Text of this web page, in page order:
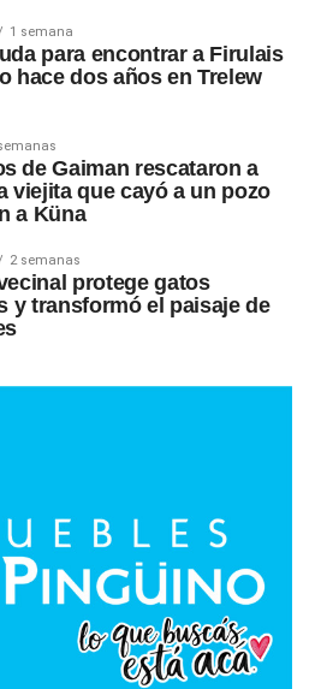
1 semana
para encontrar a Firulais
hace dos años en Trelew
de Gaiman rescataron a
viejita que cayó a un pozo
a Küna
2 semanas
protege gatos
y transformó el paisaje de